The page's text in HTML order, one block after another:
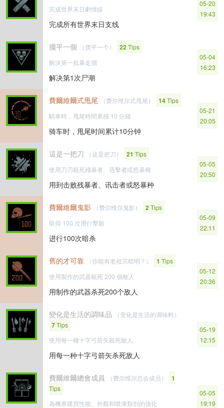
完成世界末日劇情線
完成所有世界末日支线
05-20
19:43
擺平一個 （摆平一个） 22Tips
解決第一批暴走潮
解决第1次尸潮
05-04
16:23
費爾維爾式甩尾 （费尔维尔式甩尾） 14Tips
騎車時，甩尾時間累積 10 分鐘
骑车时，甩尾时间累计10分钟
05-21
20:05
這是一把刀 （这是把刀） 21 Tips
使用刀刃殺死殘暴者、迅擊者或怒暴種
用到击败残暴者、讯击者或怒暴种
05-05
20:50
費爾維爾鬼影 （费尔维尔鬼影） 2Tips
取得 100 次潛行擊殺
进行100次暗杀
05-09
22:11
舊的才可靠 （你能有老祖宗聪明？） 1 Tips
使用製作的武器殺死 200 個敵人
用制作的武器杀死200个敌人
05-12
20:36
變化是生活的調味品 （变化是生活的调味料）
7Tips
使用每一種十字弓箭矢殺死敵人
用每一种十字弓箭矢杀死敌人
05-19
12:15
費爾維爾總會成員 （费尔维尔总会成员） 1
Tips
為機車購買性能、外觀和噴漆類別的強化
05-05
19:19